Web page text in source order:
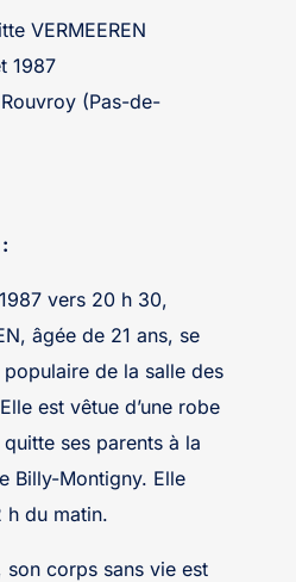
VERMEEREN
1987
Rouvroy (Pas-de-
vers 20 h 30,
âgée de 21 ans, se
de la salle des
est vêtue d’une robe
ses parents à la
Billy-Montigny. Elle
h du matin.
son corps sans vie est